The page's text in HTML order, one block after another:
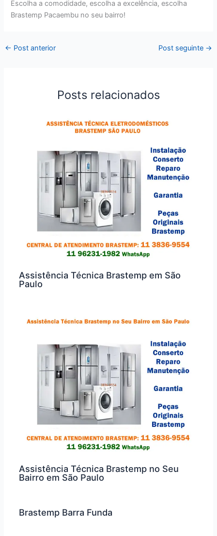
Escolha a comodidade, escolha a excelência, escolha
Brastemp Pacaembu no seu bairro!
← Post anterior Post seguinte →
Posts relacionados
Assistência Técnica Brastemp em São
Paulo
Assistência Técnica Brastemp no Seu
Bairro em São Paulo
Brastemp Barra Funda